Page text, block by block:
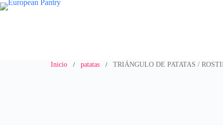
Saltar
al
Inicio / patatas / TRIÁNGULO DE PATATAS /